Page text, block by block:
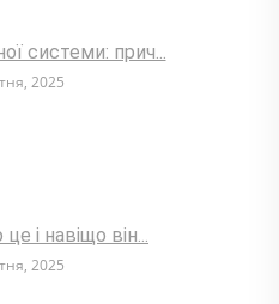
системи: прич...
2025
і навіщо він...
2025